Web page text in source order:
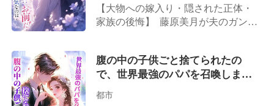
【大物への嫁入り・隠された正体・
家族の後悔】 藤原美月が夫のガン検
は皆、ガンを患っているのは藤原美
月の方だと誤解していた。 姑は露骨
に嫌悪感を示し、「もうすぐ死ぬ人
間が、お金を無駄遣いするんじゃな
腹の中の子供ごと捨てられたの
で、世界最強のパパを召喚しまし
た。
都市